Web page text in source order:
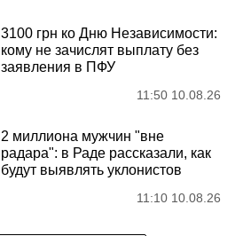
3100 грн ко Дню Независимости:
кому не зачислят выплату без
заявления в ПФУ
11:50 10.08.26
2 миллиона мужчин "вне
радара": в Раде рассказали, как
будут выявлять уклонистов
11:10 10.08.26